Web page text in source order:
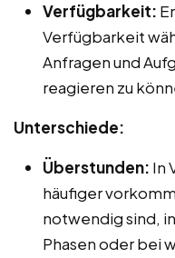
Verfügbarkeit:
Verfügbarkeit
Anfragen und
reagieren zu
Unterschiede:
Überstunden: In
häufiger
notwendig sind,
Phasen oder bei